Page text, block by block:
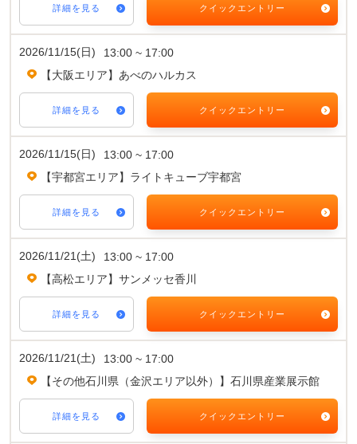
詳細を見る クイックエントリー
2026/11/15(日)
13:00 ~ 17:00
【大阪エリア】あべのハルカス
詳細を見る クイックエントリー
2026/11/15(日)
13:00 ~ 17:00
【宇都宮エリア】ライトキューブ宇都宮
詳細を見る クイックエントリー
2026/11/21(土)
13:00 ~ 17:00
【高松エリア】サンメッセ香川
詳細を見る クイックエントリー
2026/11/21(土)
13:00 ~ 17:00
【その他石川県（金沢エリア以外）】石川県産業展示館
詳細を見る クイックエントリー